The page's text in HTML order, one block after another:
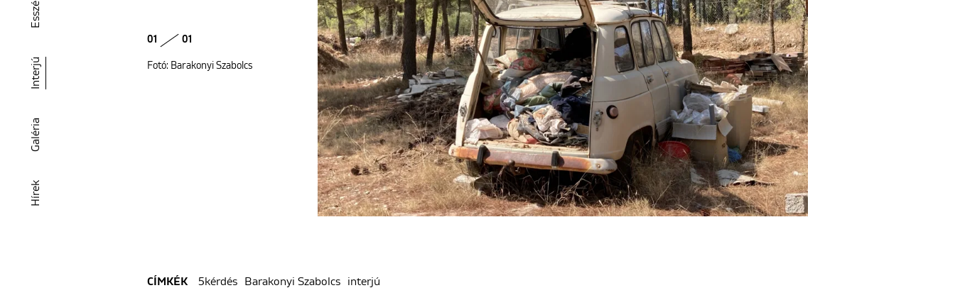
Hírek
Galéria
Interjú
Esszé
01 01
Fotó: Barakonyi Szabolcs
CÍMKÉK 5kérdés Barakonyi Szabolcs interjú